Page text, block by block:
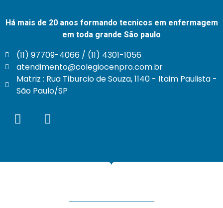
Há mais de 20 anos formando tecnicos em enfermagem
em toda grande São paulo
(11) 97709-4066 / (11) 4301-1056
atendimento@colegiocenpro.com.br
Matriz : Rua Tiburcio de Souza, 1140 - Itaim Paulista -
São Paulo/SP